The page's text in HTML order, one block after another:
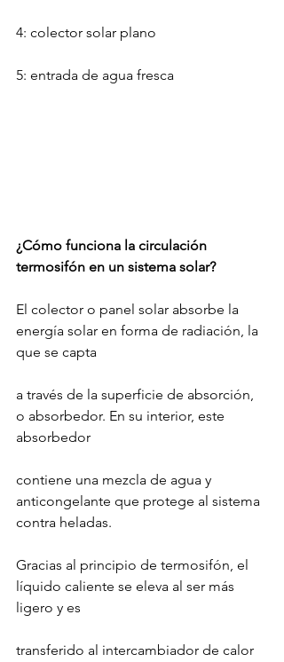
4: colector solar plano
5: entrada de agua fresca
¿Cómo funciona la circulación
termosifón en un sistema solar?
El colector o panel solar absorbe la
energía solar en forma de radiación, la
que se capta
a través de la superficie de absorción,
o absorbedor. En su interior, este
absorbedor
contiene una mezcla de agua y
anticongelante que protege al sistema
contra heladas.
Gracias al principio de termosifón, el
líquido caliente se eleva al ser más
ligero y es
transferido al intercambiador de calor